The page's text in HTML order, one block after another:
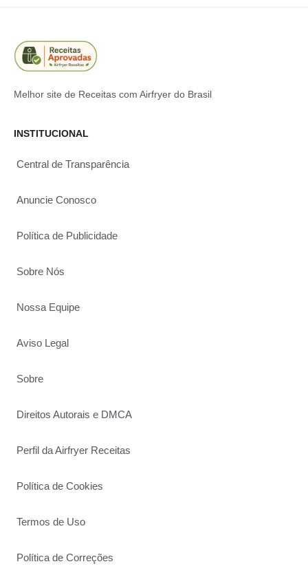
Melhor site de Receitas com Airfryer do Brasil
INSTITUCIONAL
Central de Transparência
Anuncie Conosco
Política de Publicidade
Sobre Nós
Nossa Equipe
Aviso Legal
Sobre
Direitos Autorais e DMCA
Perfil da Airfryer Receitas
Política de Cookies
Termos de Uso
Política de Correções